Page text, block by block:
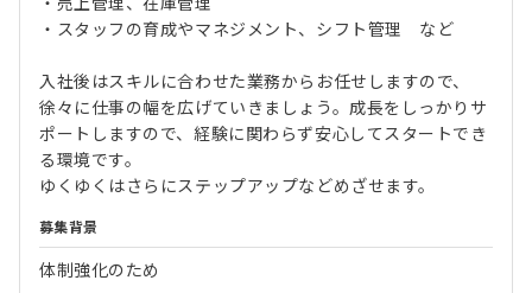
・スタッフの育成やマネジメント、シフト管理 など
入社後はスキルに合わせた業務からお任せしますので、
徐々に仕事の幅を広げていきましょう。成長をしっかりサ
ポートしますので、経験に関わらず安心してスタートでき
る環境です。
ゆくゆくはさらにステップアップなどめざせます。
募集背景
体制強化のため